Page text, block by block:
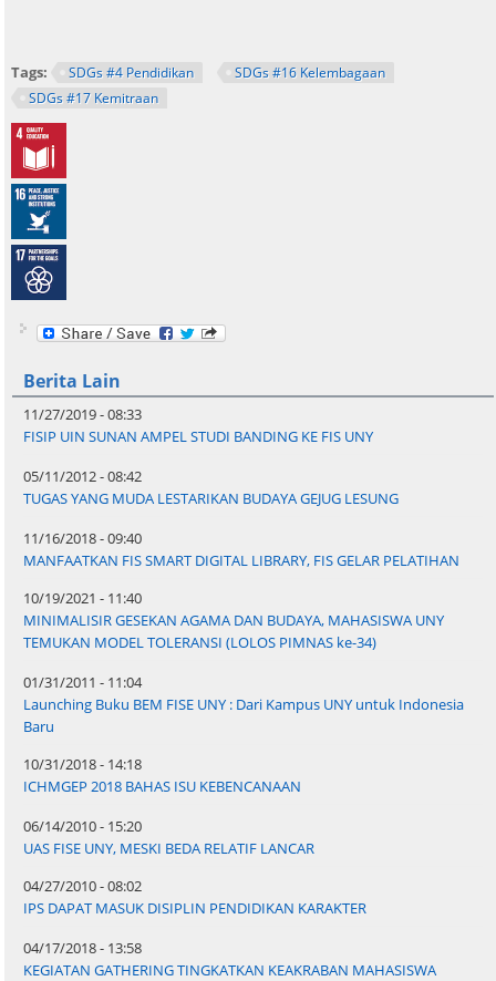
Tags: SDGs #4 Pendidikan
SDGs #16 Kelembagaan
SDGs #17 Kemitraan
Berita Lain
11/27/2019 - 08:33
FISIP UIN SUNAN AMPEL STUDI BANDING KE FIS UNY
05/11/2012 - 08:42
TUGAS YANG MUDA LESTARIKAN BUDAYA GEJUG LESUNG
11/16/2018 - 09:40
MANFAATKAN FIS SMART DIGITAL LIBRARY, FIS GELAR PELATIHAN
10/19/2021 - 11:40
MINIMALISIR GESEKAN AGAMA DAN BUDAYA, MAHASISWA UNY
TEMUKAN MODEL TOLERANSI (LOLOS PIMNAS ke-34)
01/31/2011 - 11:04
Launching Buku BEM FISE UNY : Dari Kampus UNY untuk Indonesia
Baru
10/31/2018 - 14:18
ICHMGEP 2018 BAHAS ISU KEBENCANAAN
06/14/2010 - 15:20
UAS FISE UNY, MESKI BEDA RELATIF LANCAR
04/27/2010 - 08:02
IPS DAPAT MASUK DISIPLIN PENDIDIKAN KARAKTER
04/17/2018 - 13:58
KEGIATAN GATHERING TINGKATKAN KEAKRABAN MAHASISWA